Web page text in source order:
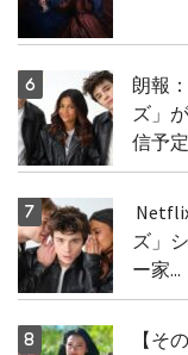
朗報
ズ」
信予定
ズ」
ー家...
【そ